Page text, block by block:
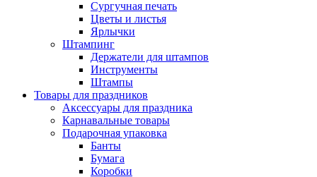
Сургучная печать
Цветы и листья
Ярлычки
Штампинг
Держатели для штампов
Инструменты
Штампы
Товары для праздников
Аксессуары для праздника
Карнавальные товары
Подарочная упаковка
Банты
Бумага
Коробки